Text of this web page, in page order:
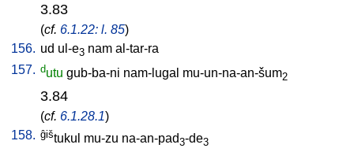
3.83
(cf. 6.1.22: l. 85)
156. ud ul-e3 nam al-tar-ra
157. dutu gub-ba-ni nam-lugal mu-un-na-an-šum2
3.84
(cf. 6.1.28.1)
158. ĝištukul mu-zu na-an-pad3-de3